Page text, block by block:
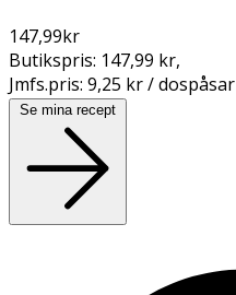
147,99kr
Butikspris: 147,99 kr,
Jmfs.pris: 9,25 kr / dospåsar
Se mina recept